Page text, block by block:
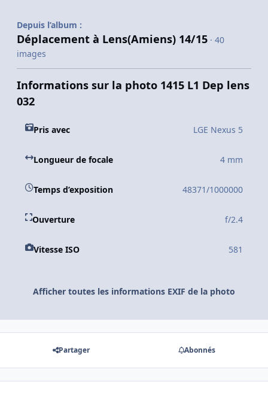
Depuis l’album :
Déplacement à Lens(Amiens) 14/15 · 40
images
Informations sur la photo 1415 L1 Dep lens
032
Pris avec LGE Nexus 5
Longueur de focale 4 mm
Temps d’exposition 48371/1000000
Ouverture f/2.4
Vitesse ISO 581
Afficher toutes les informations EXIF de la photo
Partager Abonnés